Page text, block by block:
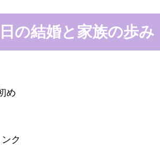
の結婚と家族の歩み
め
ク